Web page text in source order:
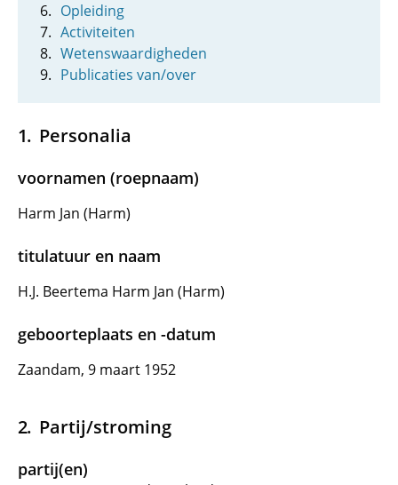
Opleiding
Activiteiten
Wetenswaardigheden
Publicaties van/over
Personalia
voornamen (roepnaam)
Harm Jan (Harm)
titulatuur en naam
H.J. Beertema Harm Jan (Harm)
geboorteplaats en -datum
Zaandam, 9 maart 1952
Partij/stroming
partij(en)